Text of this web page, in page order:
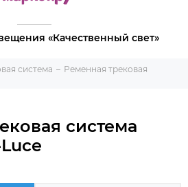
«Качественный свет»
система
Ременная трековая
система